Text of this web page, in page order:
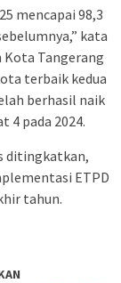
mencapai 98,3
kata
Kota Tangerang
terbaik kedua
berhasil naik
4 pada 2024.
ditingkatkan,
ETPD
tahun.